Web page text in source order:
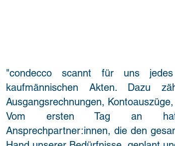
​"condecco scannt für uns
kaufmännischen Akten. Dazu
Ausgangsrechnungen,
Vom ersten Tag an
Ansprechpartner:innen, die den